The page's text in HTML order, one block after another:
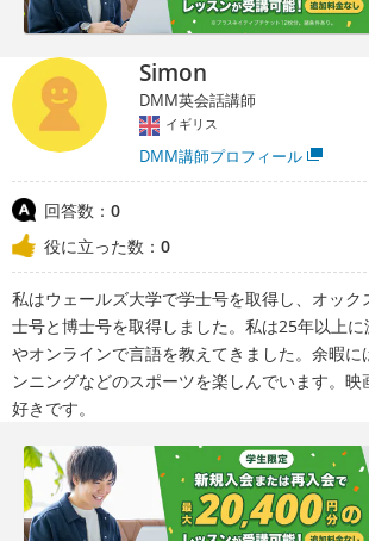
Simon
DMM英会話講師
イギリス
DMM講師プロフィール
回答数： 0
役に立った数： 0
私はウェールズ大学で学士号を取得し、オック
士号と博士号を取得しました。私は25年以上
やオンラインで言語を教えてきました。余暇に
ンニングなどのスポーツを楽しんでいます。
好きです。